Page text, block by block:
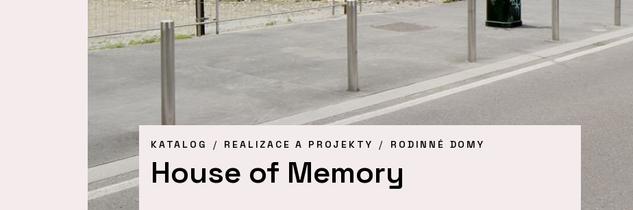
KATALOG REALIZACE A PROJEKTY RODINNÉ DOMY
House of Memory